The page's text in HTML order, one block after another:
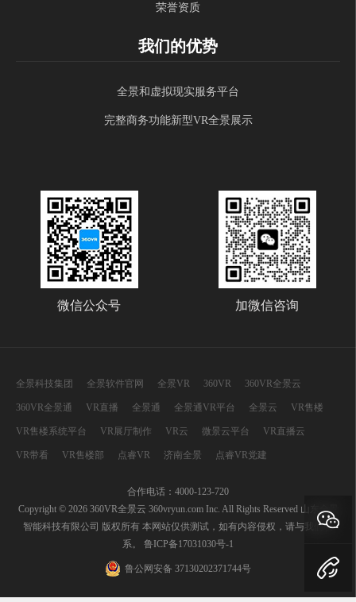
荣誉资质
我们的优势
全景和虚拟现实服务平台
完整商务功能新型VR全景展示
微信公众号 加微信咨询
全景科技集团 全景软件官网 全景VR 360VR 360VR全景云
360VR全景通 VR直播 全景通 全景通VR平台 全景云 VR售楼
VR售楼系统平台 VR展厅制作 VR云 微景云平台 VR直播云
VR带看 VR售楼部 点睿VR 济南全景 点睿VR党建
合作电话：4000-123-720
Copyright © 2026 360VR全景云 360vryun.com Inc. All Rights Reserved 山东全景
智能科技有限公司 版权所有 本网站仅供测试，如有内容侵权，请与我们联
系。 鲁ICP备17031030号-1
鲁公网安备 37130202371744号